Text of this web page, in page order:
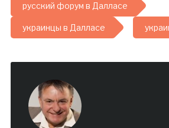
русский форум в Далласе
украинцы в Далласе